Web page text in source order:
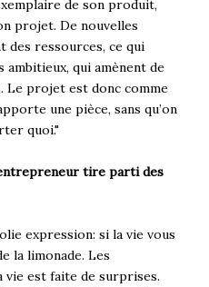
de son produit,
projet. De nouvelles
ressources, ce qui
ambitieux, qui amènent de
Le projet est donc comme
une pièce, sans qu’on
quoi."
tire parti des
expression: si la vie vous
la limonade. Les
vie est faite de surprises.